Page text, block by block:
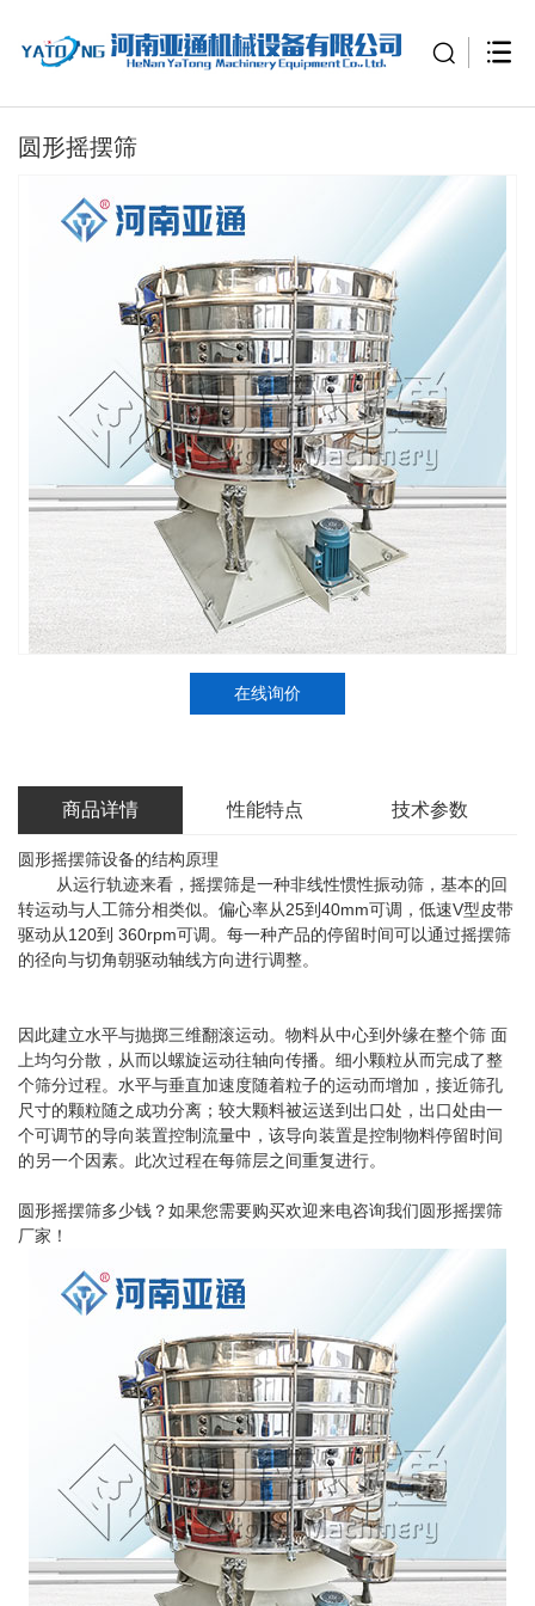
圆形摇摆筛
在线询价
商品详情 性能特点 技术参数
圆形摇摆筛设备的结构原理
从运行轨迹来看，摇摆筛是一种非线性惯性振动筛，基本的回
转运动与人工筛分相类似。偏心率从25到40mm可调，低速V型皮带
驱动从120到 360rpm可调。每一种产品的停留时间可以通过摇摆筛
的径向与切角朝驱动轴线方向进行调整。
因此建立水平与抛掷三维翻滚运动。物料从中心到外缘在整个筛 面
上均匀分散，从而以螺旋运动往轴向传播。细小颗粒从而完成了整
个筛分过程。水平与垂直加速度随着粒子的运动而增加，接近筛孔
尺寸的颗粒随之成功分离；较大颗料被运送到出口处，出口处由一
个可调节的导向装置控制流量中，该导向装置是控制物料停留时间
的另一个因素。此次过程在每筛层之间重复进行。
圆形摇摆筛多少钱？如果您需要购买欢迎来电咨询我们圆形摇摆筛
厂家！